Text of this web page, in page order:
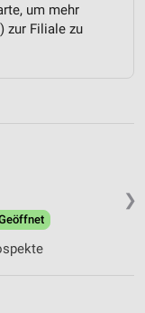
um mehr
zur Filiale zu
❯